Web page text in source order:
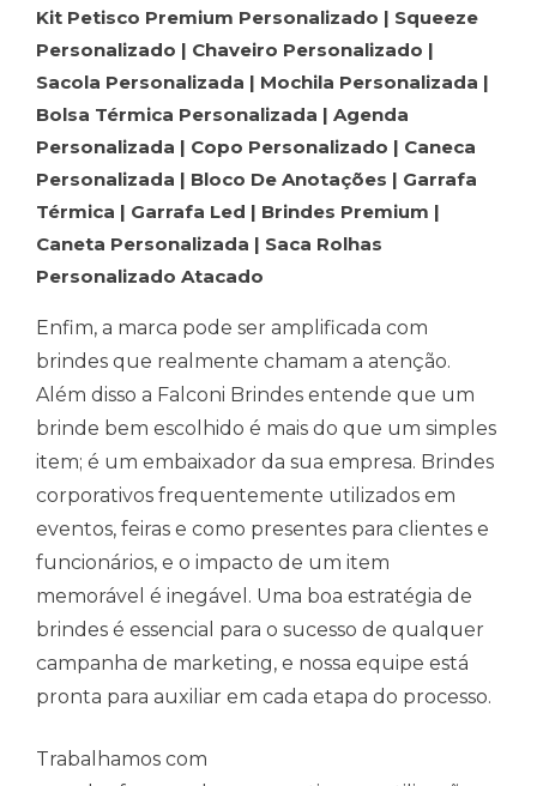
Kit Petisco Premium Personalizado | Squeeze
Personalizado | Chaveiro Personalizado |
Sacola Personalizada | Mochila Personalizada |
Bolsa Térmica Personalizada | Agenda
Personalizada | Copo Personalizado | Caneca
Personalizada | Bloco De Anotações | Garrafa
Térmica | Garrafa Led | Brindes Premium |
Caneta Personalizada | Saca Rolhas
Personalizado Atacado
Enfim, a marca pode ser amplificada com
brindes que realmente chamam a atenção.
Além disso a Falconi Brindes entende que um
brinde bem escolhido é mais do que um simples
item; é um embaixador da sua empresa. Brindes
corporativos frequentemente utilizados em
eventos, feiras e como presentes para clientes e
funcionários, e o impacto de um item
memorável é inegável. Uma boa estratégia de
brindes é essencial para o sucesso de qualquer
campanha de marketing, e nossa equipe está
pronta para auxiliar em cada etapa do processo.
Trabalhamos com